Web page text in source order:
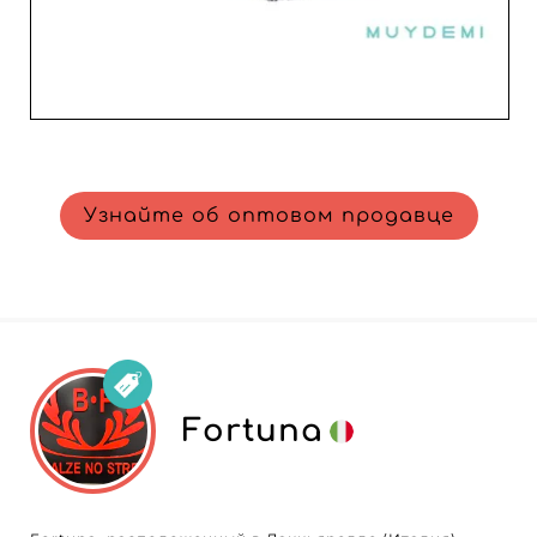
Узнайте об оптовом продавце
Fortuna